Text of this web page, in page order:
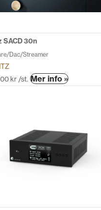
SACD 30n
Dac/Streamer
kr /st. Mer info »Den
varianter.
De
olika
alternativen